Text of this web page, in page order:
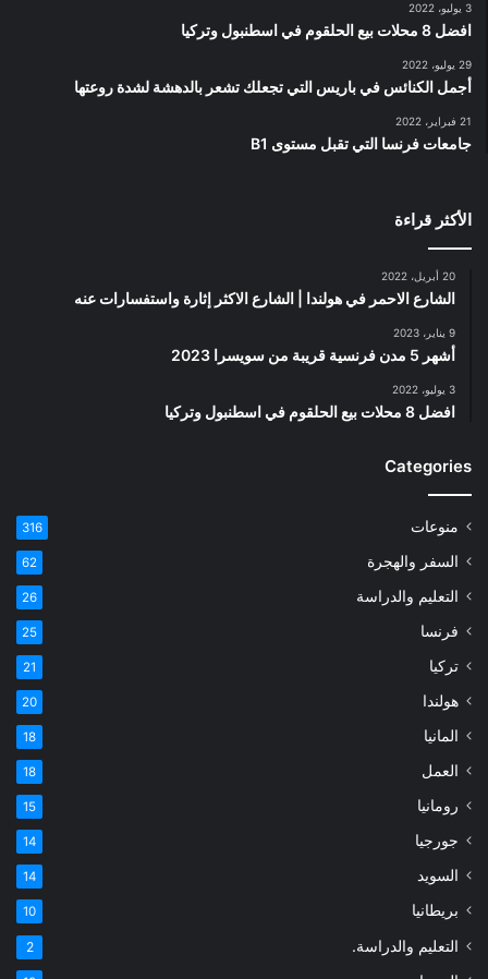
3 يوليو، 2022
افضل 8 محلات بيع الحلقوم في اسطنبول وتركيا
29 يوليو، 2022
أجمل الكنائس في باريس التي تجعلك تشعر بالدهشة لشدة روعتها
21 فبراير، 2022
جامعات فرنسا التي تقبل مستوى B1
الأكثر قراءة
20 أبريل، 2022
الشارع الاحمر في هولندا | الشارع الاكثر إثارة واستفسارات عنه
9 يناير، 2023
أشهر 5 مدن فرنسية قريبة من سويسرا 2023
3 يوليو، 2022
افضل 8 محلات بيع الحلقوم في اسطنبول وتركيا
Categories
منوعات 316
السفر والهجرة 62
التعليم والدراسة 26
فرنسا 25
تركيا 21
هولندا 20
المانيا 18
العمل 18
رومانيا 15
جورجيا 14
السويد 14
بريطانيا 10
التعليم والدراسة. 2